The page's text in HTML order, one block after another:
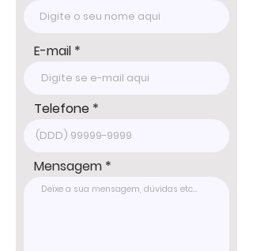
*Os valores informados, incluindo imóvel,
condomínio e IPTU, podem sofrer
alterações sem aviso prévio e estão
sujeitos à disponibilidade, por se tratar de
um imóvel de terceiro. Consulte-nos para
informações atualizadas com um dos
nossos corretores.
E-mail
Telefone
Mensagem